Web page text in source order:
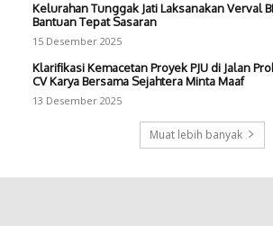
Kelurahan Tunggak Jati Laksanakan Verval
Bantuan Tepat Sasaran
15 Desember 2025
Klarifikasi Kemacetan Proyek PJU di Jalan
CV Karya Bersama Sejahtera Minta Maaf
13 Desember 2025
Muat lebih banyak